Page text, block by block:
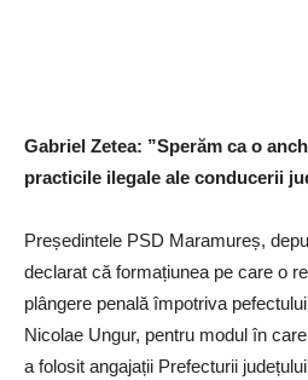
Gabriel Zetea: ”Sperăm ca o
practicile ilegale ale conducerii
Președintele PSD Maramureș,
declarat că formațiunea pe care o
plângere penală împotriva
Nicolae Ungur, pentru modul în
a folosit angajații Prefecturii